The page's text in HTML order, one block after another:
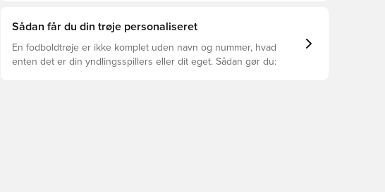
Sådan får du din trøje personaliseret
En fodboldtrøje er ikke komplet uden navn og nummer, hvad
enten det er din yndlingsspillers eller dit eget. Sådan gør du: